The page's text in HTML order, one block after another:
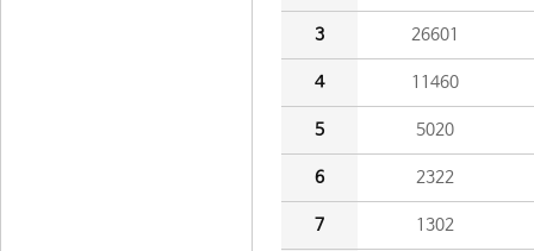
3 26601
4 11460
5 5020
6 2322
7 1302